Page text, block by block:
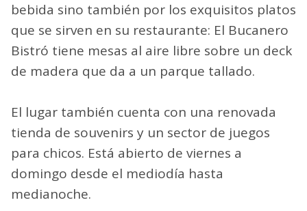
bebida sino también por los exquisitos platos
que se sirven en su restaurante: El Bucanero
Bistró tiene mesas al aire libre sobre un deck
de madera que da a un parque tallado.
El lugar también cuenta con una renovada
tienda de souvenirs y un sector de juegos
para chicos. Está abierto de viernes a
domingo desde el mediodía hasta
medianoche.